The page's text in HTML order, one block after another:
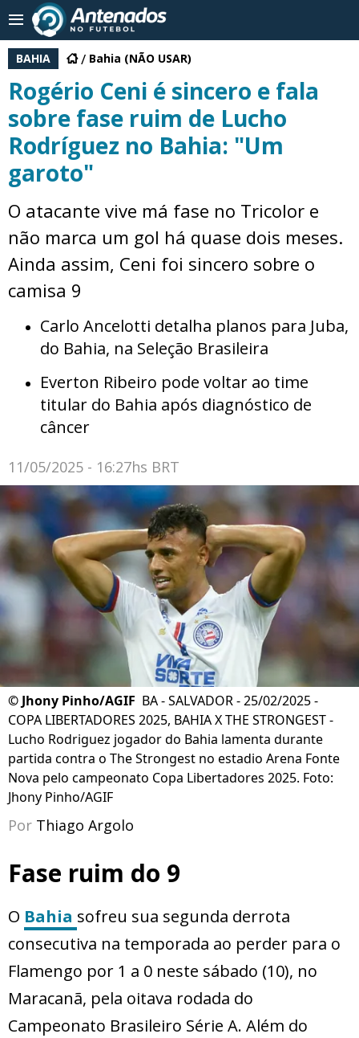
BAHIA Bahia (NÃO USAR)
Rogério Ceni é sincero e fala
sobre fase ruim de Lucho
Rodríguez no Bahia: "Um
garoto"
O atacante vive má fase no Tricolor e
não marca um gol há quase dois meses.
Ainda assim, Ceni foi sincero sobre o
camisa 9
Carlo Ancelotti detalha planos para Juba,
do Bahia, na Seleção Brasileira
Everton Ribeiro pode voltar ao time
titular do Bahia após diagnóstico de
câncer
11/05/2025 - 16:27hs BRT
©Jhony Pinho/AGIF BA - SALVADOR - 25/02/2025 -
COPA LIBERTADORES 2025, BAHIA X THE STRONGEST -
Lucho Rodriguez jogador do Bahia lamenta durante
partida contra o The Strongest no estadio Arena Fonte
Nova pelo campeonato Copa Libertadores 2025. Foto:
Jhony Pinho/AGIF
Por Thiago Argolo
Fase ruim do 9
O Bahia sofreu sua segunda derrota
consecutiva na temporada ao perder para o
Flamengo por 1 a 0 neste sábado (10), no
Maracanã, pela oitava rodada do
Campeonato Brasileiro Série A. Além do